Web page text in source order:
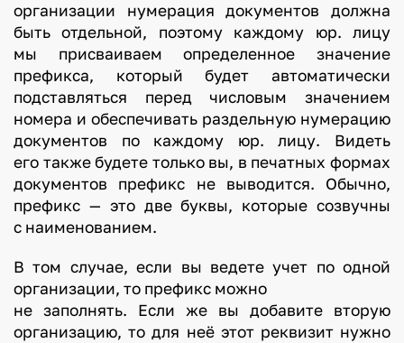
организации нумерация документов должна
быть отдельной, поэтому каждому юр. лицу
мы присваиваем определенное значение
префикса, который будет автоматически
подставляться перед числовым значением
номера и обеспечивать раздельную нумерацию
документов по каждому юр. лицу. Видеть
его также будете только вы, в печатных формах
документов префикс не выводится. Обычно,
префикс — это две буквы, которые созвучны
с наименованием.
В том случае, если вы ведете учет по одной
организации, то префикс можно
не заполнять. Если же вы добавите вторую
организацию, то для неё этот реквизит нужно